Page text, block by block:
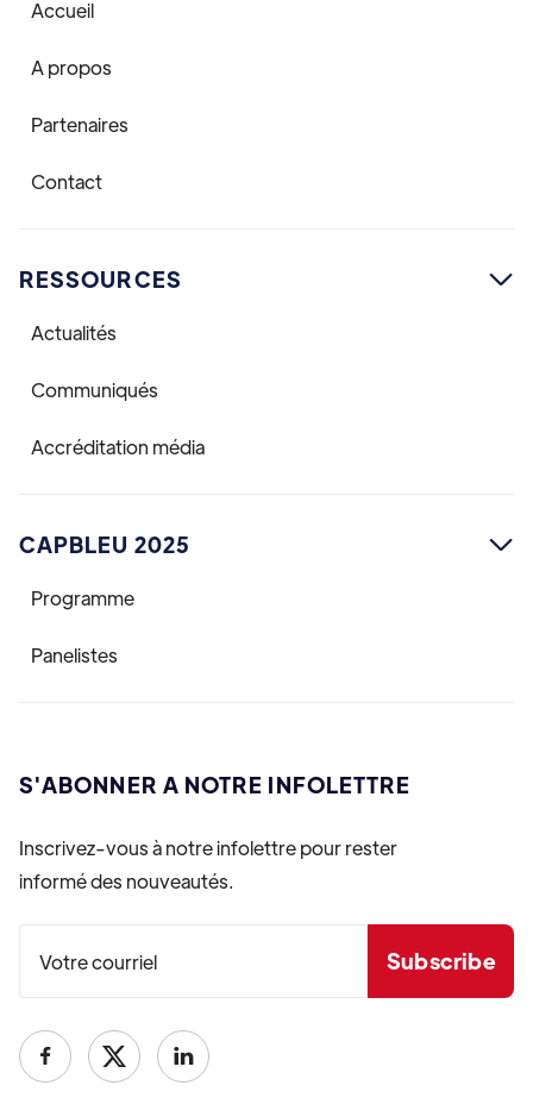
Accueil
A propos
Partenaires
Contact
RESSOURCES 
Actualités
Communiqués
Accréditation média
CAPBLEU 2025 
Programme
Panelistes
S'ABONNER A NOTRE INFOLETTRE
Inscrivez-vous à notre infolettre pour rester
informé des nouveautés.
 